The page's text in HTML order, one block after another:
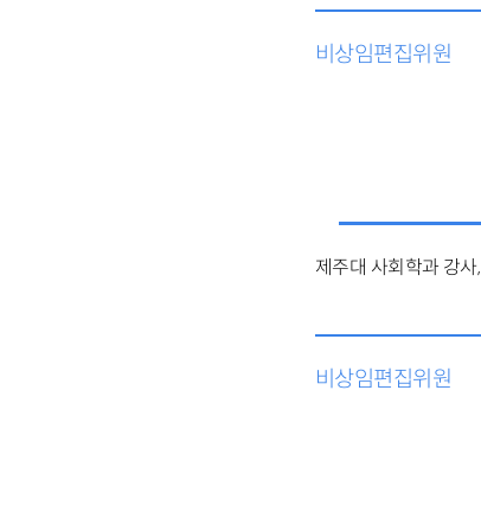
비상임편집위원
제주대 사회학과 강사,
비상임편집위원